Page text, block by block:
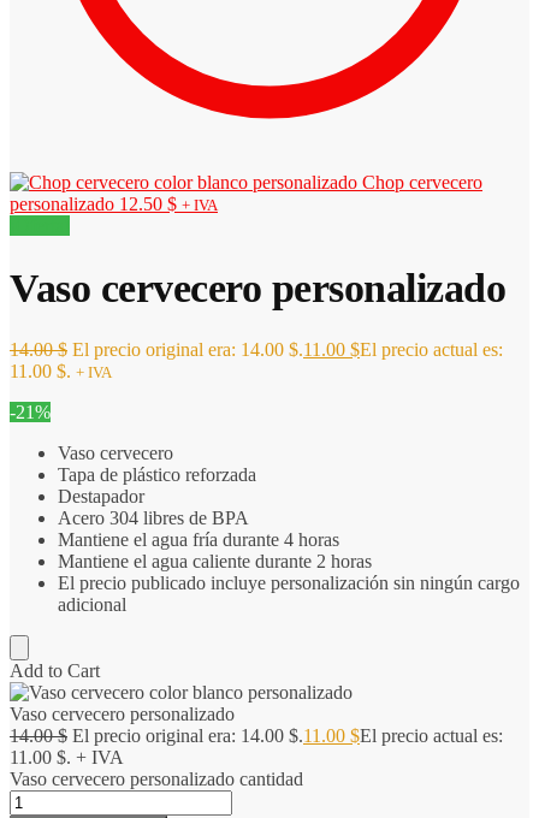
Chop cervecero
personalizado 12.50 $ + IVA
Vaso cervecero personalizado
14.00$ El precio original era: 14.00 $.11.00 $El precio actual es:
11.00 $. + IVA
-21%
Vaso cervecero
Tapa de plástico reforzada
Destapador
Acero 304 libres de BPA
Mantiene el agua fría durante 4 horas
Mantiene el agua caliente durante 2 horas
El precio publicado incluye personalización sin ningún cargo
adicional
Add to Cart
Vaso cervecero personalizado
14.00$ El precio original era: 14.00 $.11.00 $El precio actual es:
11.00 $. + IVA
Vaso cervecero personalizado cantidad